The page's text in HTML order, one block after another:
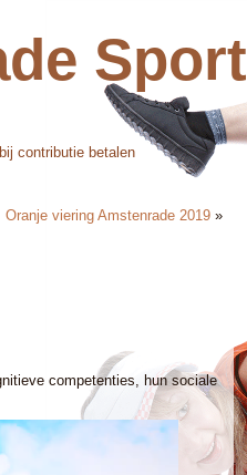
Sport
contributie betalen
Oranje viering Amstenrade 2019 »
competenties, hun sociale